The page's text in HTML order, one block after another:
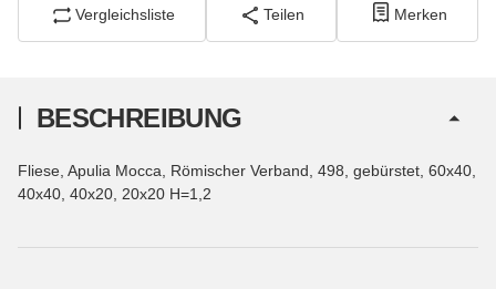
Vergleichsliste Teilen Merken
BESCHREIBUNG
Fliese, Apulia Mocca, Römischer Verband, 498, gebürstet, 60x40,
40x40, 40x20, 20x20 H=1,2